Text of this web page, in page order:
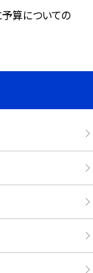
算についての